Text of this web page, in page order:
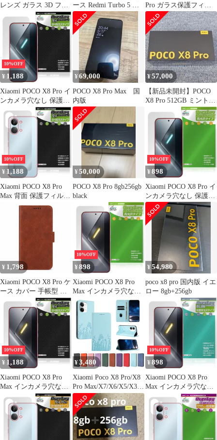
レンズ ガラス 3D フル
カバー ガラスプロテク
ター 保護 シャオミ
xiaomi poco x8 pro
ース Redmi Turbo 5 対
応 透明 TPU カバー ス
トラップホール 衝撃吸
収ポケット内蔵 耐衝撃
レンズ保護 スマホケー
Pro ガラス保護フィル
ム K077
10%OFF
¥ 1,188
Xiaomi POCO X8 Pro イ
ンカメラ穴なし 保護フ
ィルム OverLay 9H
Brilliant for シャオミー
ポコ プロ 9H 高硬度 透
¥69,000
POCO X8 Pro Max 国
内版
¥57,000
【新品未開封】POCO
X8 Pro 512GB ミントグ
リーン グローバル版
10%OFF
¥ 1,188
Xiaomi POCO X8 Pro
Max 背面 保護フィルム
OverLay 9H Brilliant for
シャオミー ポコ プロ
¥50,000
POCO X8 Pro 8gb256gb
black
10%OFF
¥ 898
Xiaomi POCO X8 Pro イ
ンカメラ穴なし 保護フ
ィルム OverLay Brilliant
for シャオミー ポコ プ
ロ 液晶保護 指紋がつき
にくい 高光沢
¥ 1,798
Xiaomi POCO X8 Pro ケ
ース カバー 手帳型 レ
ザー調 POCO X8 Proケ
ース POCO X8 Proカバ
ー POCOX8Proケース
POCOX8Proカバー "q-
2m-7
10%OFF
¥ 898
Xiaomi POCO X8 Pro
Max インカメラ穴なし
保護フィルム OverLay
Brilliant for シャオミー
ポコ プロ マックス 指
紋がつきにくい 高光沢
¥54,980
poco x8 pro 国内版 イエ
ロー 8gb+256gb
10%OFF
¥ 1,188
Xiaomi POCO X8 Pro
Max インカメラ穴なし
保護フィルム OverLay
9H Brilliant for シャオ
ミー ポコ プロ マック
ス 9H 高硬度 透明 高光
¥3,480
Xiaomi Poco X8 Pro/X8
Pro Max/X7/X6/X5/X3
Pro 用 高級レザーケー
ス 磁気ウォレット付き
10%OFF
¥ 898
Xiaomi POCO X8 Pro
Max インカメラ穴なし
保護フィルム OverLay
抗菌 Brilliant for シャオ
ミー ポコ プロ マック
ス 抗ウイルス 高光沢